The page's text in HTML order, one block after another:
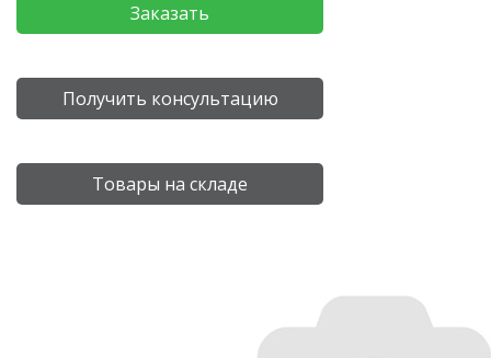
Заказать
Получить консультацию
Товары на складе